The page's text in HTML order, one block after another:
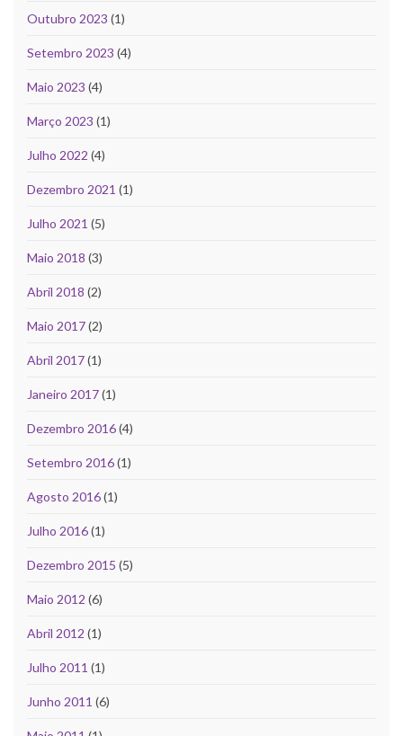
Outubro 2023 (1)
Setembro 2023 (4)
Maio 2023 (4)
Março 2023 (1)
Julho 2022 (4)
Dezembro 2021 (1)
Julho 2021 (5)
Maio 2018 (3)
Abril 2018 (2)
Maio 2017(2)
Abril 2017(1)
Janeiro 2017(1)
Dezembro 2016(4)
Setembro 2016(1)
Agosto 2016(1)
Julho 2016(1)
Dezembro 2015 (5)
Maio 2012 (6)
Abril 2012 (1)
Julho 2011 (1)
Junho 2011 (6)